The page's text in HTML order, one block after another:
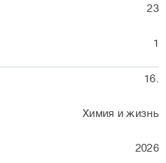
23
1
16.
Химия и жизнь
2026